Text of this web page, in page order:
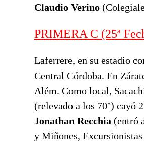
Claudio Verino
PRIMERA C (25ª
Laferrere, en su estadio
Central Córdoba. En
Além. Como local,
(relevado a los 70’) cayó
Jonathan Recchia (entró
y Miñones, Excursionistas